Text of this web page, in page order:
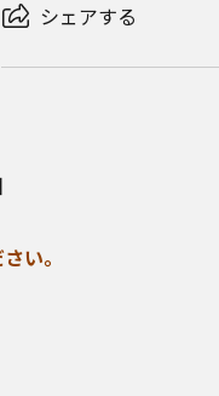
シェアする
い。